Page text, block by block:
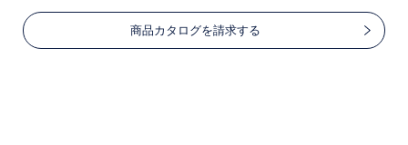
商品カタログを請求する